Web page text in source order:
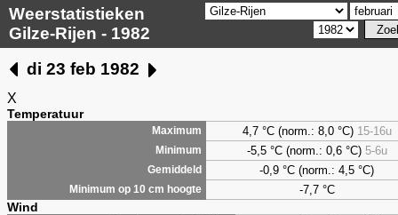
Weerstatistieken
Gilze-Rijen - 1982
di 23 feb 1982
X
Temperatuur
Maximum 4,7°C (norm.: 8,0 °C) 15-16u
Minimum -5,5 °C (norm.: 0,6 °C) 5-6u
Gemiddeld -0,9 °C (norm.: 4,5 °C)
Minimum op 10 cm hoogte -7,7 °C
Wind